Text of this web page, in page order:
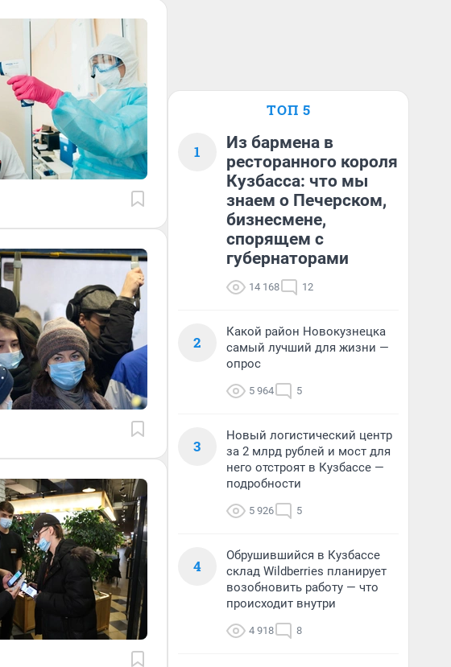
ТОП 5
1
Из бармена в
ресторанного короля
Кузбасса: что мы
знаем о Печерском,
бизнесмене,
спорящем с
губернаторами
14 168 12
2
Какой район Новокузнецка
самый лучший для жизни —
опрос
5 964 5
3
Новый логистический центр
за 2 млрд рублей и мост для
него отстроят в Кузбассе —
подробности
5 926 5
4
Обрушившийся в Кузбассе
склад Wildberries планирует
возобновить работу — что
происходит внутри
4 918 8